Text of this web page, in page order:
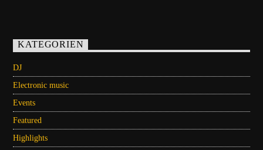
KATEGORIEN
DJ
Electronic music
Events
Featured
Highlights